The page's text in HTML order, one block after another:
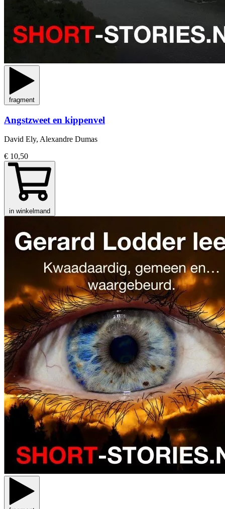
fragment
Angstzweet en kippenvel
David Ely, Alexandre Dumas
€ 10,50
in winkelmand